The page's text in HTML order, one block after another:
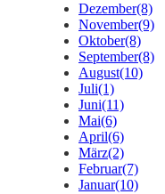
Dezember(8)
November(9)
Oktober(8)
September(8)
August(10)
Juli(1)
Juni(11)
Mai(6)
April(6)
März(2)
Februar(7)
Januar(10)